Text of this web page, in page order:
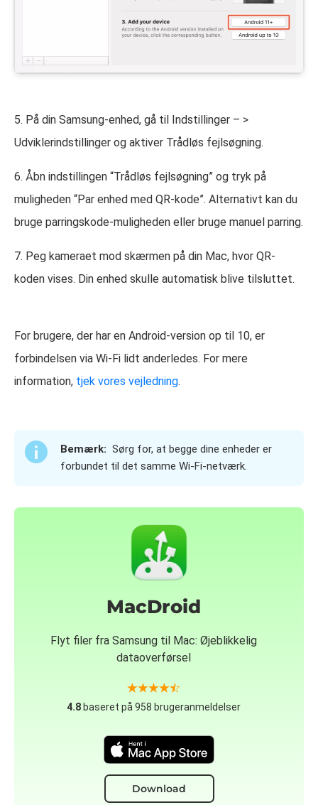
5. På din Samsung-enhed, gå til Indstillinger – >
Udviklerindstillinger og aktiver Trådløs fejlsøgning.
6. Åbn indstillingen “Trådløs fejlsøgning” og tryk på
muligheden “Par enhed med QR-kode”. Alternativt kan du
bruge parringskode-muligheden eller bruge manuel parring.
7. Peg kameraet mod skærmen på din Mac, hvor QR-
koden vises. Din enhed skulle automatisk blive tilsluttet.
For brugere, der har en Android-version op til 10, er
forbindelsen via Wi-Fi lidt anderledes. For mere
information, tjek vores vejledning.
Bemærk: Sørg for, at begge dine enheder er
forbundet til det samme Wi-Fi-netværk.
MacDroid
Flyt filer fra Samsung til Mac: Øjeblikkelig
dataoverførsel
4.8 baseret på 958 brugeranmeldelser
Download